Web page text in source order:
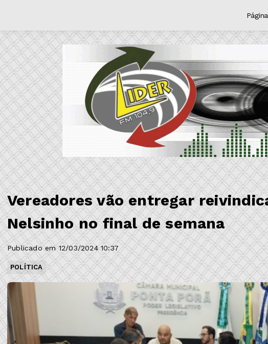
Vereadores vão entregar
Nelsinho no final de semana
Publicado em 12/03/2024 10:37
POLÍTICA